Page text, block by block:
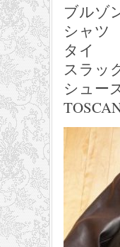
ブル
シャ
タイ
スラッ
シュ